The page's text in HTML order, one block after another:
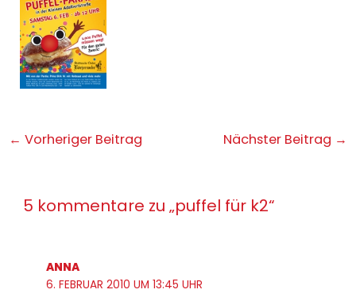
Post
← Vorheriger Beitrag Nächster Beitrag →
5 kommentare zu „puffel für k2“
ANNA
6. FEBRUAR 2010 UM 13:45 UHR